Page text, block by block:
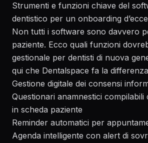
Strumenti e funzioni chiave del
dentistico per un onboarding
Non tutti i software sono davvero
paziente. Ecco quali funzioni
gestionale per dentisti di nuova
qui che Dentalspace fa la
Gestione digitale dei consensi
Questionari anamnestici compilabili
in scheda paziente
Reminder automatici per
Agenda intelligente con alert di